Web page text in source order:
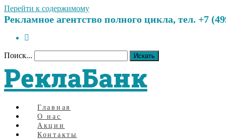
Перейти к содержимому
Рекламное агентство полного цикла, тел. +7
Поиск... Искать
РеклаБанк
Главная
О нас
Акции
Контакты